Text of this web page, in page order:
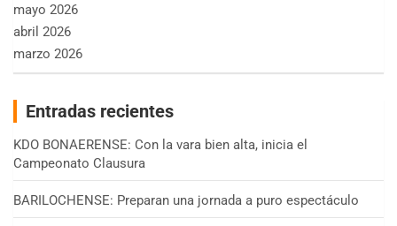
mayo 2026
abril 2026
marzo 2026
Entradas recientes
KDO BONAERENSE: Con la vara bien alta, inicia el
Campeonato Clausura
BARILOCHENSE: Preparan una jornada a puro espectáculo